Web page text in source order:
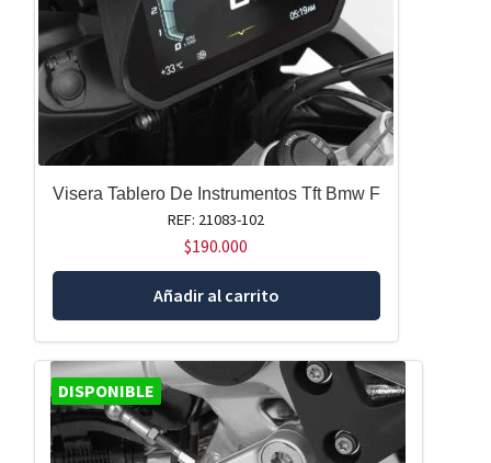
Visera Tablero De Instrumentos Tft Bmw F
REF: 21083-102
$190.000
Añadir al carrito
DISPONIBLE